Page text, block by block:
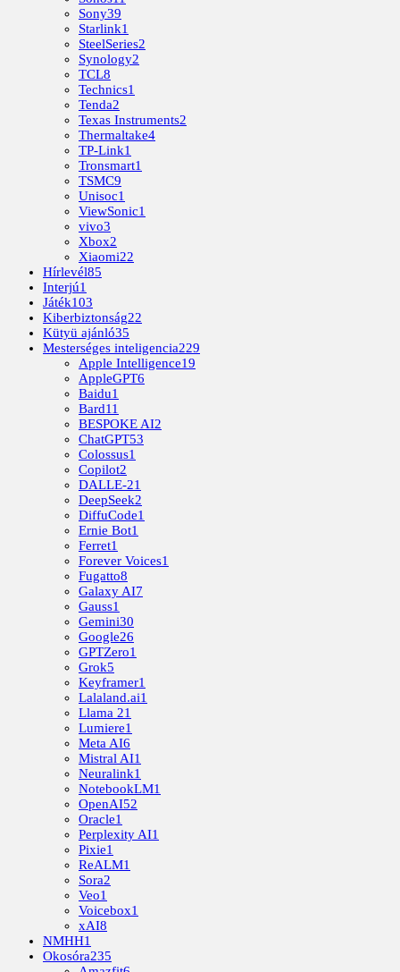
Sony39
Starlink1
SteelSeries2
Synology2
TCL8
Technics1
Tenda2
Texas Instruments2
Thermaltake4
TP-Link1
Tronsmart1
TSMC9
Unisoc1
ViewSonic1
vivo3
Xbox2
Xiaomi22
Hírlevél85
Interjú1
Játék103
Kiberbiztonság22
Kütyü ajánló35
Mesterséges inteligencia229
Apple Intelligence19
AppleGPT6
Baidu1
Bard11
BESPOKE AI2
ChatGPT53
Colossus1
Copilot2
DALLE-21
DeepSeek2
DiffuCode1
Ernie Bot1
Ferret1
Forever Voices1
Fugatto8
Galaxy AI7
Gauss1
Gemini30
Google26
GPTZero1
Grok5
Keyframer1
Lalaland.ai1
Llama 21
Lumiere1
Meta AI6
Mistral AI1
Neuralink1
NotebookLM1
OpenAI52
Oracle1
Perplexity AI1
Pixie1
ReALM1
Sora2
Veo1
Voicebox1
xAI8
NMHH1
Okosóra235